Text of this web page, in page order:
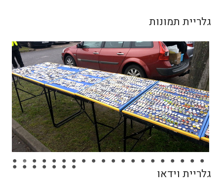
גלריית תמונות
גלריית וידאו